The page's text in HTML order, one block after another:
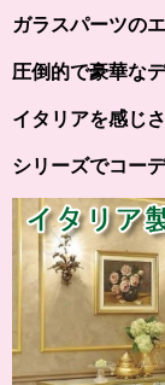
ガラスパーツの
圧倒的で豪華な
イタリアを感じ
シリーズでコー